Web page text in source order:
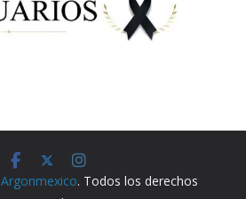
Argonmexico. Todos los derechos